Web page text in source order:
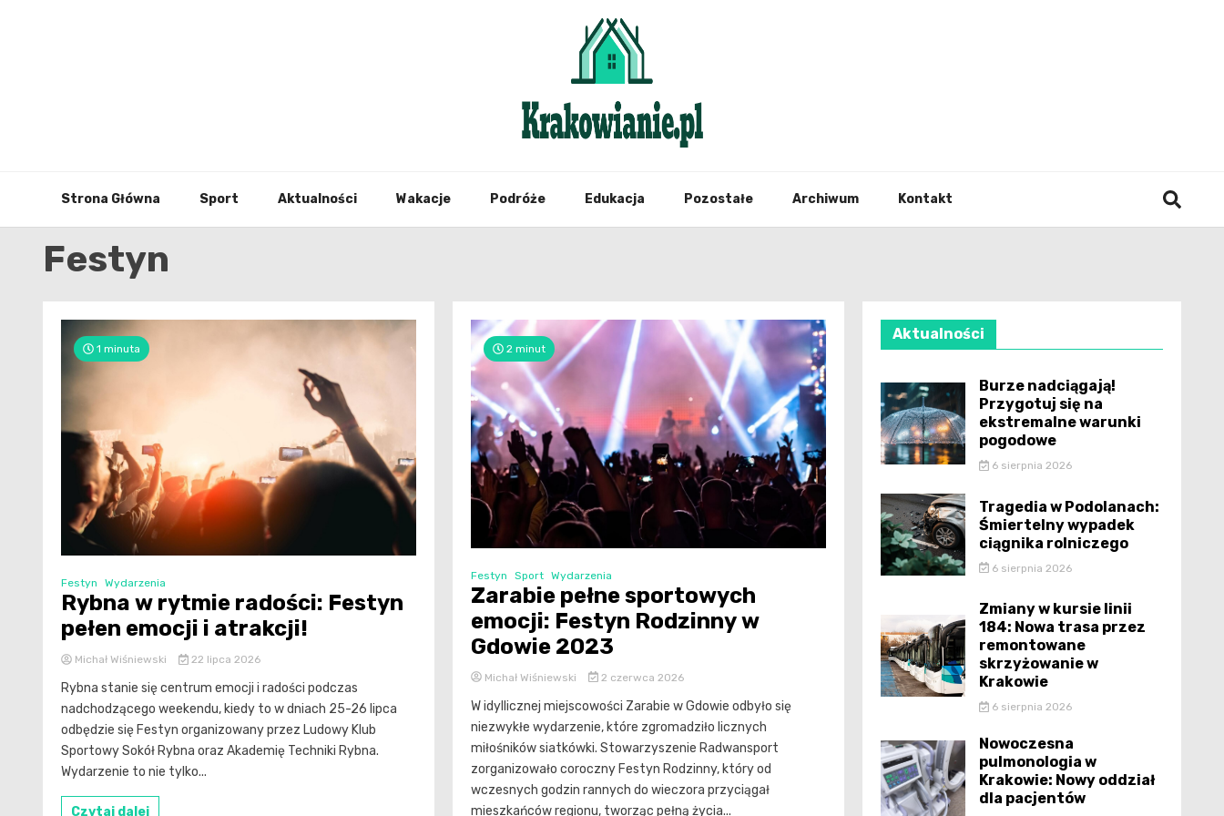
Strona Główna Sport Aktualności Wakacje Podróże Edukacja Pozostałe Archiwum Kontakt
Festyn
1 minuta
Festyn Wydarzenia
Rybna w rytmie radości: Festyn
pełen emocji i atrakcji!
Michał Wiśniewski 22 lipca 2026
Rybna stanie się centrum emocji i radości podczas
nadchodzącego weekendu, kiedy to w dniach 25-26 lipca
odbędzie się Festyn organizowany przez Ludowy Klub
Sportowy Sokół Rybna oraz Akademię Techniki Rybna.
Wydarzenie to nie tylko...
Czytaj dalej
2 minut
Festyn Sport Wydarzenia
Zarabie pełne sportowych
emocji: Festyn Rodzinny w
Gdowie 2023
Michał Wiśniewski 2 czerwca 2026
W idyllicznej miejscowości Zarabie w Gdowie odbyło się
niezwykłe wydarzenie, które zgromadziło licznych
miłośników siatkówki. Stowarzyszenie Radwansport
zorganizowało coroczny Festyn Rodzinny, który od
wczesnych godzin rannych do wieczora przyciągał
mieszkańców regionu, tworząc pełną życia...
Aktualności
Burze nadciągają!
Przygotuj się na
ekstremalne warunki
pogodowe
6 sierpnia 2026
Tragedia w Podolanach:
Śmiertelny wypadek
ciągnika rolniczego
6 sierpnia 2026
Zmiany w kursie linii
184: Nowa trasa przez
remontowane
skrzyżowanie w
Krakowie
6 sierpnia 2026
Nowoczesna
pulmonologia w
Krakowie: Nowy oddział
dla pacjentów